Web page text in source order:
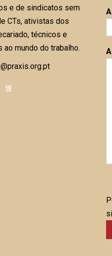
e de sindicatos sem
CTs, ativistas dos
técnicos e
mundo do trabalho.